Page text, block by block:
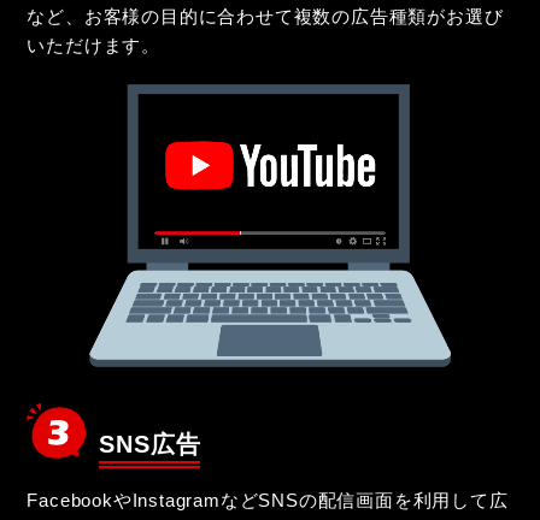
など、お客様の目的に合わせて複数の広告種類がお選び
いただけます。
SNS広告
FacebookやInstagramなどSNSの配信画面を利用して広